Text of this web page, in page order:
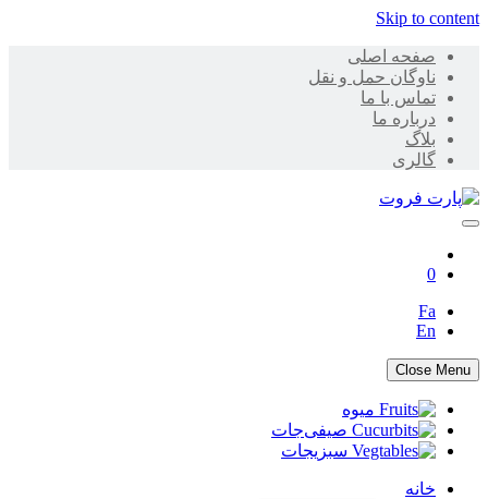
Skip to content
صفحه اصلی
ناوگان حمل و نقل
تماس با ما
درباره ما
بلاگ
گالری
0
Fa
En
Close Menu
میوه
صیفی‌جات
سبزیجات
خانه